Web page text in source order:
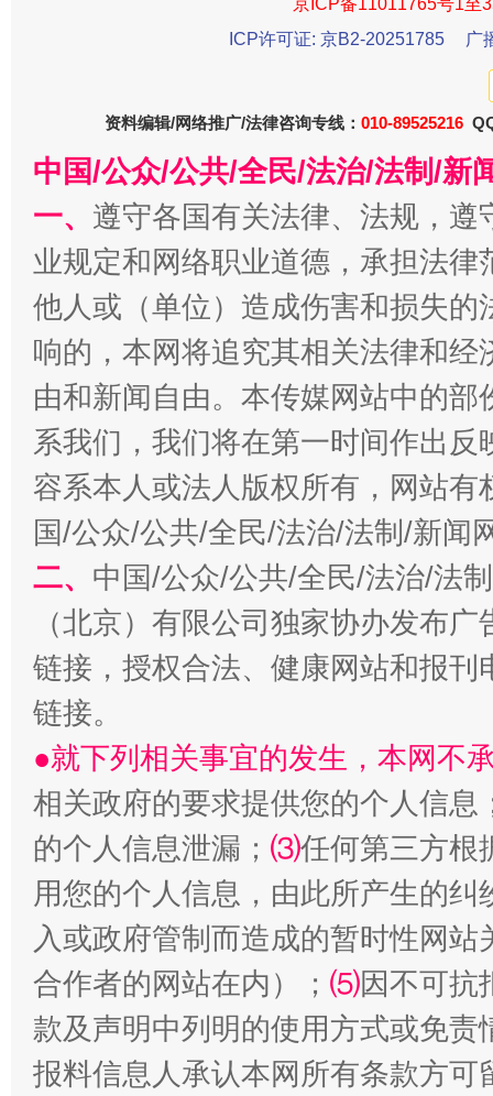
千年窑火 生生不息 一
揭开“小金库”的免责幌子
受贿1.44亿！段成刚被判无期 从幼
京ICP备11011765号1至
ICP许可证: 京B2-20251785
广
资料编辑/网络推广/法律咨询专线： 010-89525216
中国/公众/公共/全民/法治/法制/新
一、 遵守各国有关法律、法规，
业规定和网络职业道德，承担法
他人或（单位）造成伤害和损失
响的，本网将追究其相关法律和
由和新闻自由。本传媒网站中的
系我们，我们将在第一时间作出
容系本人或法人版权所有，网站
国/公众/公共/全民/法治/法制/新闻
二、 中国/公众/公共/全民/法治/法
（北京）有限公司独家协办发布
链接，授权合法、健康网站和报
链接。
●就下列相关事宜的发生，本网不
相关政府的要求提供您的个人信息
的个人信息泄漏； ⑶任何第三方根
用您的个人信息，由此所产生的纠
入或政府管制而造成的暂时性网
合作者的网站在内）； ⑸因不可抗
款及声明中列明的使用方式或免责
报料信息人承认本网所有条款方